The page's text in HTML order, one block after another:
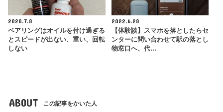
2020.7.8
ベアリングはオイルを付け過ぎる
とスピードが出ない、重い、回転
しない
2022.6.28
【体験談】スマホを落としたらセ
ンターに問い合わせて駅の落とし
物窓口へ、代…
ABOUT この記事をかいた人